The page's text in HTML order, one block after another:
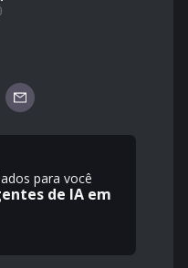
para você
de IA em